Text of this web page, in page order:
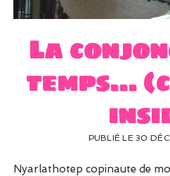
UN PEU DE
La
temps…
PUBLIÉ LE 30
Nyarlathotep copinaute de